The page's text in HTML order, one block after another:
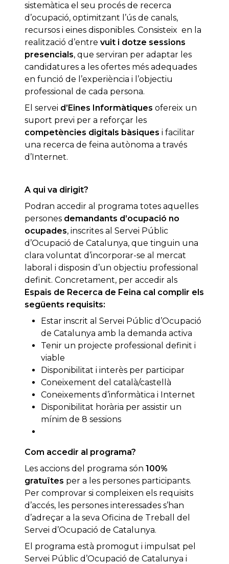
sistemàtica el seu procés de recerca
d’ocupació, optimitzant l’ús de canals,
recursos i eines disponibles. Consisteix en la
realització d’entre vuit i dotze sessions
presencials, que serviran per adaptar les
candidatures a les ofertes més adequades
en funció de l’experiència i l’objectiu
professional de cada persona.
El servei d’Eines Informàtiques ofereix un
suport previ per a reforçar les
competències digitals bàsiques i facilitar
una recerca de feina autònoma a través
d’Internet.
A qui va dirigit?
Podran accedir al programa totes aquelles
persones demandants d’ocupació no
ocupades, inscrites al Servei Públic
d’Ocupació de Catalunya, que tinguin una
clara voluntat d’incorporar-se al mercat
laboral i disposin d’un objectiu professional
definit. Concretament, per accedir als
Espais de Recerca de Feina cal complir els
següents requisits:
Estar inscrit al Servei Públic d’Ocupació
de Catalunya amb la demanda activa
Tenir un projecte professional definit i
viable
Disponibilitat i interès per participar
Coneixement del català/castellà
Coneixements d’informàtica i Internet
Disponibilitat horària per assistir un
mínim de 8 sessions
Com accedir al programa?
Les accions del programa són 100%
gratuïtes per a les persones participants.
Per comprovar si compleixen els requisits
d’accés, les persones interessades s’han
d’adreçar a la seva Oficina de Treball del
Servei d’Ocupació de Catalunya.
El programa està promogut i impulsat pel
Servei Públic d’Ocupació de Catalunya i